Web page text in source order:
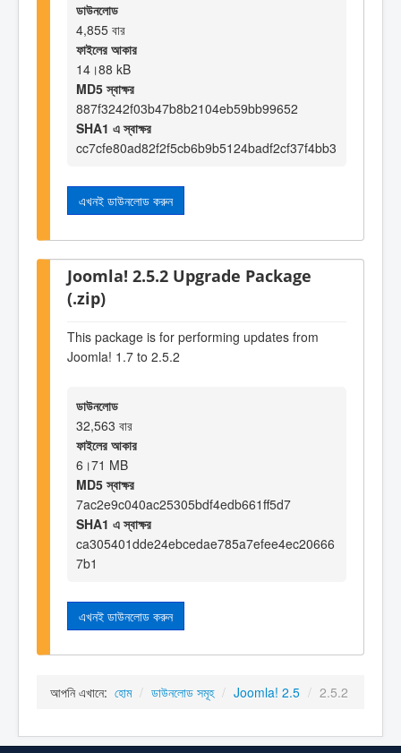
ডাউনলোড
4,855 বার
ফাইলের আকার
14।88 kB
MD5 স্বাক্ষর
887f3242f03b47b8b2104eb59bb99652
SHA1 এ স্বাক্ষর
cc7cfe80ad82f2f5cb6b9b5124badf2cf37f4bb3
এখনই ডাউনলোড করুন
Joomla! 2.5.2 Upgrade Package
(.zip)
This package is for performing updates from
Joomla! 1.7 to 2.5.2
ডাউনলোড
32,563 বার
ফাইলের আকার
6।71 MB
MD5 স্বাক্ষর
7ac2e9c040ac25305bdf4edb661ff5d7
SHA1 এ স্বাক্ষর
ca305401dde24ebcedae785a7efee4ec20666
7b1
এখনই ডাউনলোড করুন
আপনি এখানে: হোম / ডাউনলোড সমূহ / Joomla! 2.5 / 2.5.2